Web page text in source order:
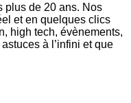
plus de 20 ans. Nos
et en quelques clics
high tech, évènements,
à l’infini et que